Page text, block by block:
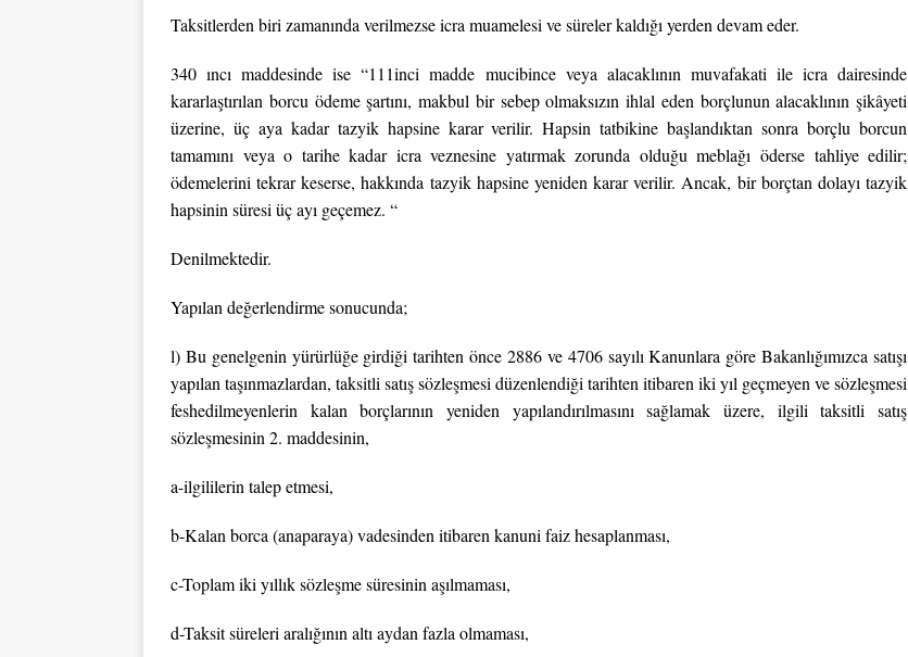
Taksitlerden biri zamanında verilmezse icra muamelesi ve süreler kaldığı yerden devam eder.
340 ıncı maddesinde ise “111inci madde mucibince veya alacaklının muvafakati ile icra dairesinde
kararlaştırılan borcu ödeme şartını, makbul bir sebep olmaksızın ihlal eden borçlunun alacaklının şikâyeti
üzerine, üç aya kadar tazyik hapsine karar verilir. Hapsin tatbikine başlandıktan sonra borçlu borcun
tamamını veya o tarihe kadar icra veznesine yatırmak zorunda olduğu meblağı öderse tahliye edilir;
ödemelerini tekrar keserse, hakkında tazyik hapsine yeniden karar verilir. Ancak, bir borçtan dolayı tazyik
hapsinin süresi üç ayı geçemez. “
Denilmektedir.
Yapılan değerlendirme sonucunda;
l) Bu genelgenin yürürlüğe girdiği tarihten önce 2886 ve 4706 sayılı Kanunlara göre Bakanlığımızca satışı
yapılan taşınmazlardan, taksitli satış sözleşmesi düzenlendiği tarihten itibaren iki yıl geçmeyen ve sözleşmesi
feshedilmeyenlerin kalan borçlarının yeniden yapılandırılmasını sağlamak üzere, ilgili taksitli satış
sözleşmesinin 2. maddesinin,
a-ilgililerin talep etmesi,
b-Kalan borca (anaparaya) vadesinden itibaren kanuni faiz hesaplanması,
c-Toplam iki yıllık sözleşme süresinin aşılmaması,
d-Taksit süreleri aralığının altı aydan fazla olmaması,